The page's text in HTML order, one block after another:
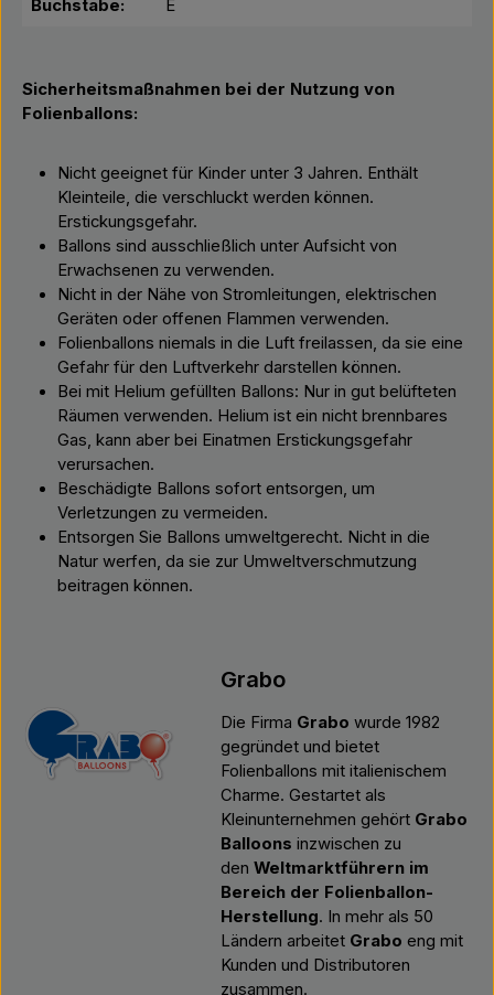
Buchstabe: E
Sicherheitsmaßnahmen bei der Nutzung von
Folienballons:
Nicht geeignet für Kinder unter 3 Jahren. Enthält
Kleinteile, die verschluckt werden können.
Erstickungsgefahr.
Ballons sind ausschließlich unter Aufsicht von
Erwachsenen zu verwenden.
Nicht in der Nähe von Stromleitungen, elektrischen
Geräten oder offenen Flammen verwenden.
Folienballons niemals in die Luft freilassen, da sie eine
Gefahr für den Luftverkehr darstellen können.
Bei mit Helium gefüllten Ballons: Nur in gut belüfteten
Räumen verwenden. Helium ist ein nicht brennbares
Gas, kann aber bei Einatmen Erstickungsgefahr
verursachen.
Beschädigte Ballons sofort entsorgen, um
Verletzungen zu vermeiden.
Entsorgen Sie Ballons umweltgerecht. Nicht in die
Natur werfen, da sie zur Umweltverschmutzung
beitragen können.
Grabo
Die Firma Grabo wurde 1982
gegründet und bietet
Folienballons mit italienischem
Charme. Gestartet als
Kleinunternehmen gehört Grabo
Balloons inzwischen zu
den Weltmarktführern im
Bereich der Folienballon-
Herstellung. In mehr als 50
Ländern arbeitet Grabo eng mit
Kunden und Distributoren
zusammen.